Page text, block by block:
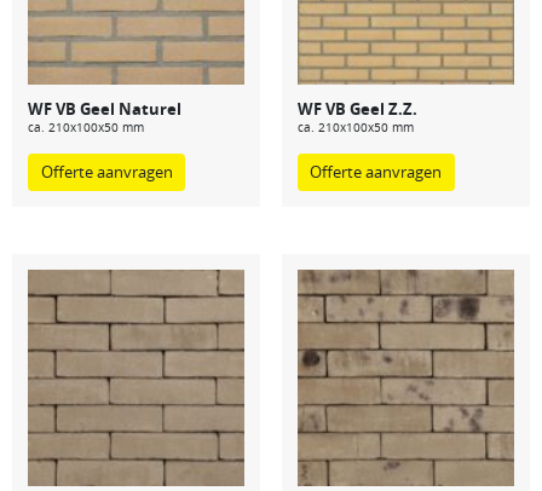
WF VB Geel Naturel
ca. 210x100x50 mm
Offerte aanvragen
WF VB Geel Z.Z.
ca. 210x100x50 mm
Offerte aanvragen